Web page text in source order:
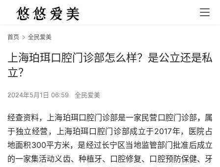
首页 全民爱美
上海珀珥口腔门诊部怎么样？是公立还是私
立？
2024年5月1日 06:59 全民爱美
经查资料，上海珀珥口腔门诊部是一家民营口腔门诊部，属
于独立经营，上海珀珥口腔门诊部成立于2017年，医院占
地面积300平方米，是经过长宁区当地监管部门批准后成立
的一家集活动义齿、种植牙、口腔修复、口腔预防保健、牙